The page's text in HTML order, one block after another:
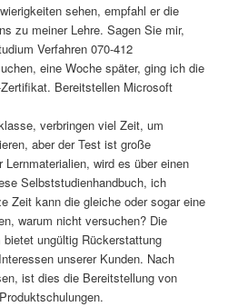
sehen, empfahl er die
zu meiner Lehre. Sagen Sie mir,
Verfahren 070-412
eine Woche später, ging ich die
Bereitstellen Microsoft
verbringen viel Zeit, um
aber der Test ist große
Lernmaterialien, wird es über einen
Selbststudienhandbuch, ich
Zeit kann die gleiche oder sogar eine
warum nicht versuchen? Die
bietet ungültig Rückerstattung
unserer Kunden. Nach
ist dies die Bereitstellung von